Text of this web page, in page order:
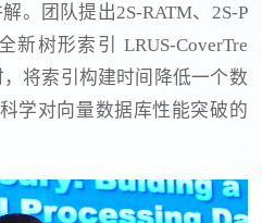
。团队提出2S-RATM、2S-P
新树形索引 LRUS-CoverTre
将索引构建时间降低一个数
学对向量数据库性能突破的